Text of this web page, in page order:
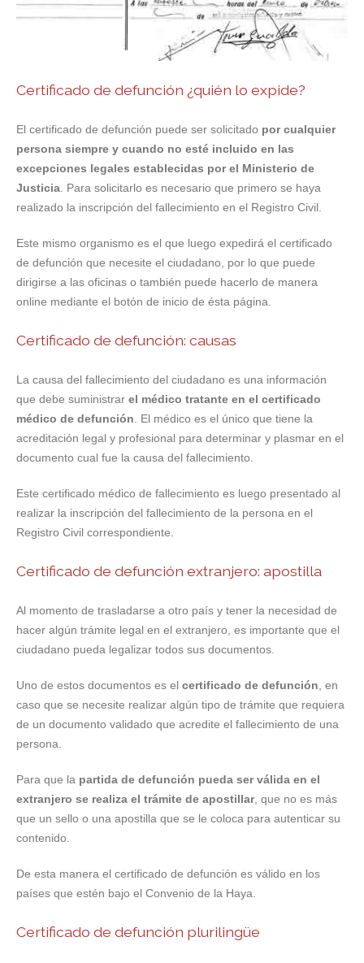
Certificado de defunción ¿quién lo expide?
El certificado de defunción puede ser solicitado por cualquier
persona siempre y cuando no esté incluido en las
excepciones legales establecidas por el Ministerio de
Justicia. Para solicitarlo es necesario que primero se haya
realizado la inscripción del fallecimiento en el Registro Civil.
Este mismo organismo es el que luego expedirá el certificado
de defunción que necesite el ciudadano, por lo que puede
dirigirse a las oficinas o también puede hacerlo de manera
online mediante el botón de inicio de ésta página.
Certificado de defunción: causas
La causa del fallecimiento del ciudadano es una información
que debe suministrar el médico tratante en el certificado
médico de defunción. El médico es el único que tiene la
acreditación legal y profesional para determinar y plasmar en el
documento cual fue la causa del fallecimiento.
Este certificado médico de fallecimiento es luego presentado al
realizar la inscripción del fallecimiento de la persona en el
Registro Civil correspondiente.
Certificado de defunción extranjero: apostilla
Al momento de trasladarse a otro país y tener la necesidad de
hacer algún trámite legal en el extranjero, es importante que el
ciudadano pueda legalizar todos sus documentos.
Uno de estos documentos es el certificado de defunción, en
caso que se necesite realizar algún tipo de trámite que requiera
de un documento validado que acredite el fallecimiento de una
persona.
Para que la partida de defunción pueda ser válida en el
extranjero se realiza el trámite de apostillar, que no es más
que un sello o una apostilla que se le coloca para autenticar su
contenido.
De esta manera el certificado de defunción es válido en los
países que estén bajo el Convenio de la Haya.
Certificado de defunción plurilingüe